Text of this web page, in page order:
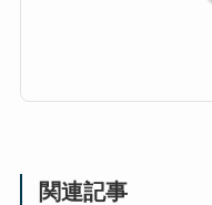
関連記事